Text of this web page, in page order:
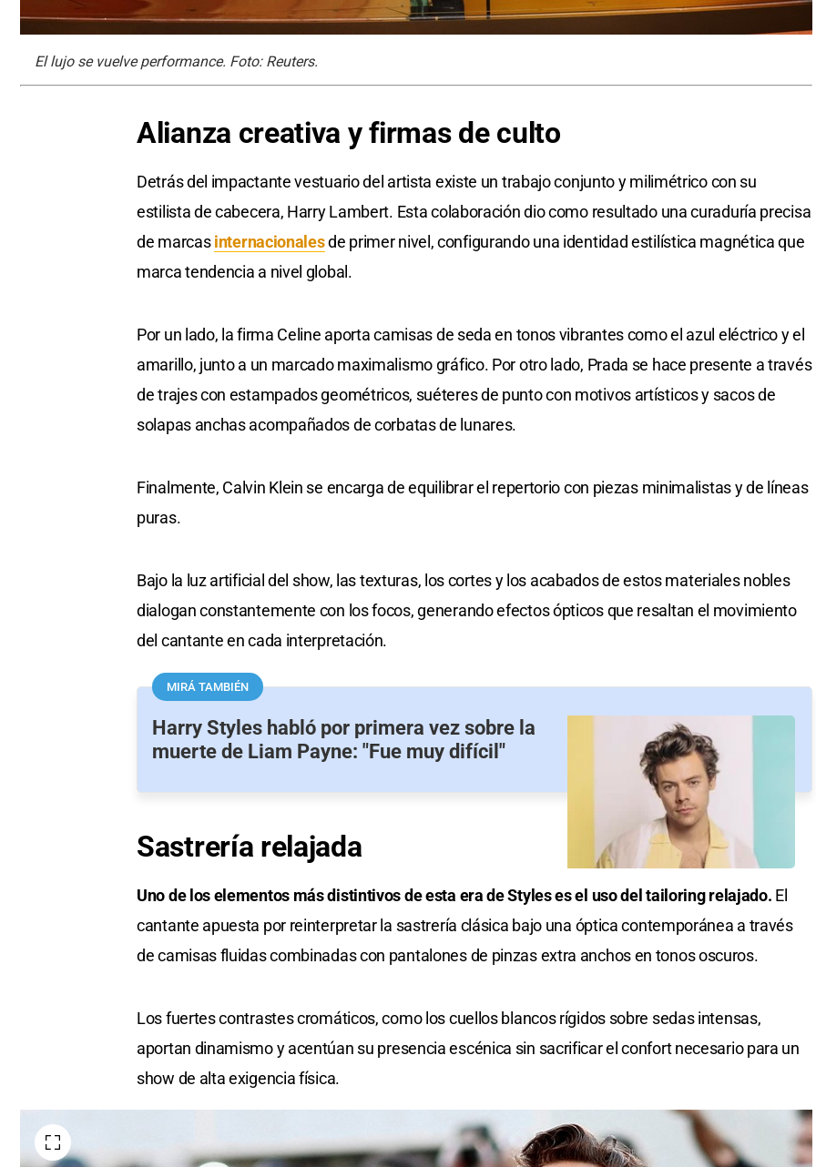
El lujo se vuelve performance. Foto: Reuters.
Alianza creativa y firmas de culto
Detrás del impactante vestuario del artista existe un trabajo conjunto y milimétrico con su
estilista de cabecera, Harry Lambert. Esta colaboración dio como resultado una curaduría precisa
de marcasinternacionalesde primer nivel, configurando una identidad estilística magnética que
marca tendencia a nivel global.
Por un lado, la firma Celine aporta camisas de seda en tonos vibrantes como el azul eléctrico y el
amarillo, junto a un marcado maximalismo gráfico. Por otro lado, Prada se hace presente a través
de trajes con estampados geométricos, suéteres de punto con motivos artísticos y sacos de
solapas anchas acompañados de corbatas de lunares.
Finalmente, Calvin Klein se encarga de equilibrar el repertorio con piezas minimalistas y de líneas
puras.
Bajo la luz artificial del show, las texturas, los cortes y los acabados de estos materiales nobles
dialogan constantemente con los focos, generando efectos ópticos que resaltan el movimiento
del cantante en cada interpretación.
MIRÁ TAMBIÉN
Harry Styles habló por primera vez sobre la
muerte de Liam Payne: "Fue muy difícil"
Sastrería relajada
Uno de los elementos más distintivos de esta era de Styles es el uso del tailoring relajado. El
cantante apuesta por reinterpretar la sastrería clásica bajo una óptica contemporánea a través
de camisas fluidas combinadas con pantalones de pinzas extra anchos en tonos oscuros.
Los fuertes contrastes cromáticos, como los cuellos blancos rígidos sobre sedas intensas,
aportan dinamismo y acentúan su presencia escénica sin sacrificar el confort necesario para un
show de alta exigencia física.